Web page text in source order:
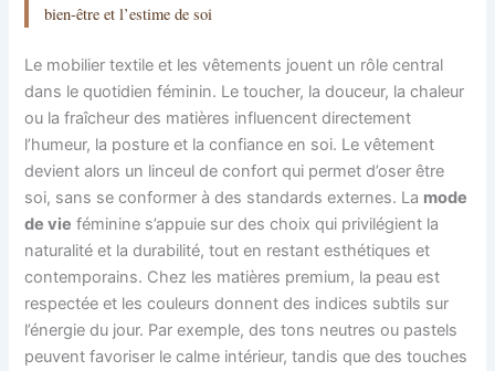
bien-être et l’estime de soi
Le mobilier textile et les vêtements jouent un rôle central
dans le quotidien féminin. Le toucher, la douceur, la chaleur
ou la fraîcheur des matières influencent directement
l’humeur, la posture et la confiance en soi. Le vêtement
devient alors un linceul de confort qui permet d’oser être
soi, sans se conformer à des standards externes. La mode
de vie féminine s’appuie sur des choix qui privilégient la
naturalité et la durabilité, tout en restant esthétiques et
contemporains. Chez les matières premium, la peau est
respectée et les couleurs donnent des indices subtils sur
l’énergie du jour. Par exemple, des tons neutres ou pastels
peuvent favoriser le calme intérieur, tandis que des touches